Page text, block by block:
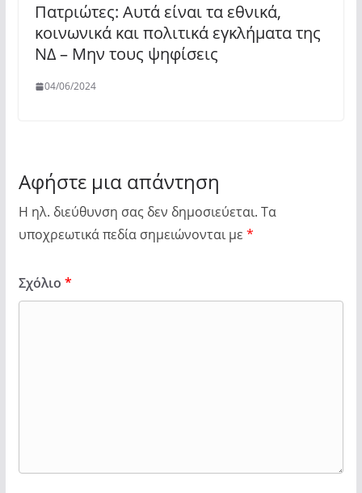
Πατριώτες: Αυτά είναι τα εθνικά,
κοινωνικά και πολιτικά εγκλήματα της
ΝΔ – Μην τους ψηφίσεις
04/06/2024
Αφήστε μια απάντηση
Η ηλ. διεύθυνση σας δεν δημοσιεύεται. Τα
υποχρεωτικά πεδία σημειώνονται με *
Σχόλιο *